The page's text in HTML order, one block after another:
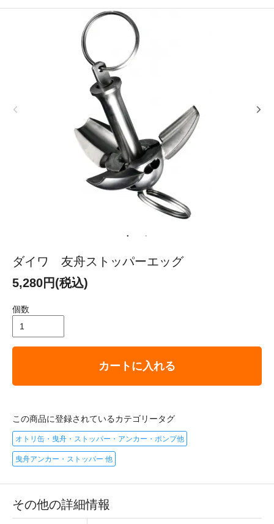
ダイワ 友舟ストッパーエッグ
5,280円(税込)
個数
カートに入れる
この商品に登録されているカテゴリータグ
オトリ缶・曳舟・ストッパー・アンカー・ポンプ他
曳舟アンカー・ストッパー 他
その他の詳細情報